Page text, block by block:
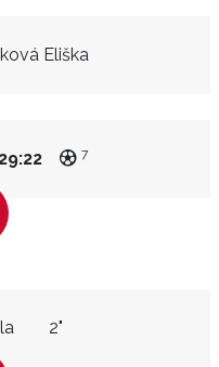
Eliška
29:22 7
2"